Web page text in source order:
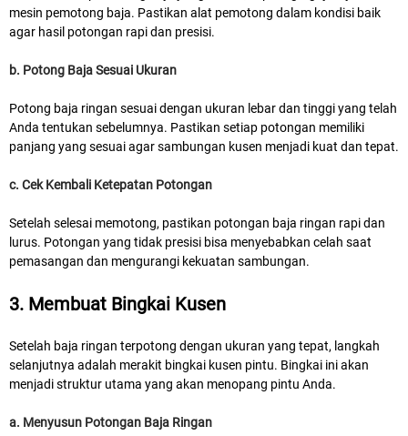
mesin pemotong baja. Pastikan alat pemotong dalam kondisi baik
agar hasil potongan rapi dan presisi.
b. Potong Baja Sesuai Ukuran
Potong baja ringan sesuai dengan ukuran lebar dan tinggi yang telah
Anda tentukan sebelumnya. Pastikan setiap potongan memiliki
panjang yang sesuai agar sambungan kusen menjadi kuat dan tepat.
c. Cek Kembali Ketepatan Potongan
Setelah selesai memotong, pastikan potongan baja ringan rapi dan
lurus. Potongan yang tidak presisi bisa menyebabkan celah saat
pemasangan dan mengurangi kekuatan sambungan.
3. Membuat Bingkai Kusen
Setelah baja ringan terpotong dengan ukuran yang tepat, langkah
selanjutnya adalah merakit bingkai kusen pintu. Bingkai ini akan
menjadi struktur utama yang akan menopang pintu Anda.
a. Menyusun Potongan Baja Ringan